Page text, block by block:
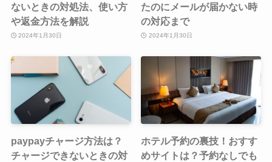
ないときの対処法、使い方
や返金方法を解説
2024年1月30日
たのにメールが届かない時
の対応まで
2024年1月30日
paypayチャージ方法は？
チャージできないときの対
ホテル予約の裏技！おすす
めサイトは？予約なしでも